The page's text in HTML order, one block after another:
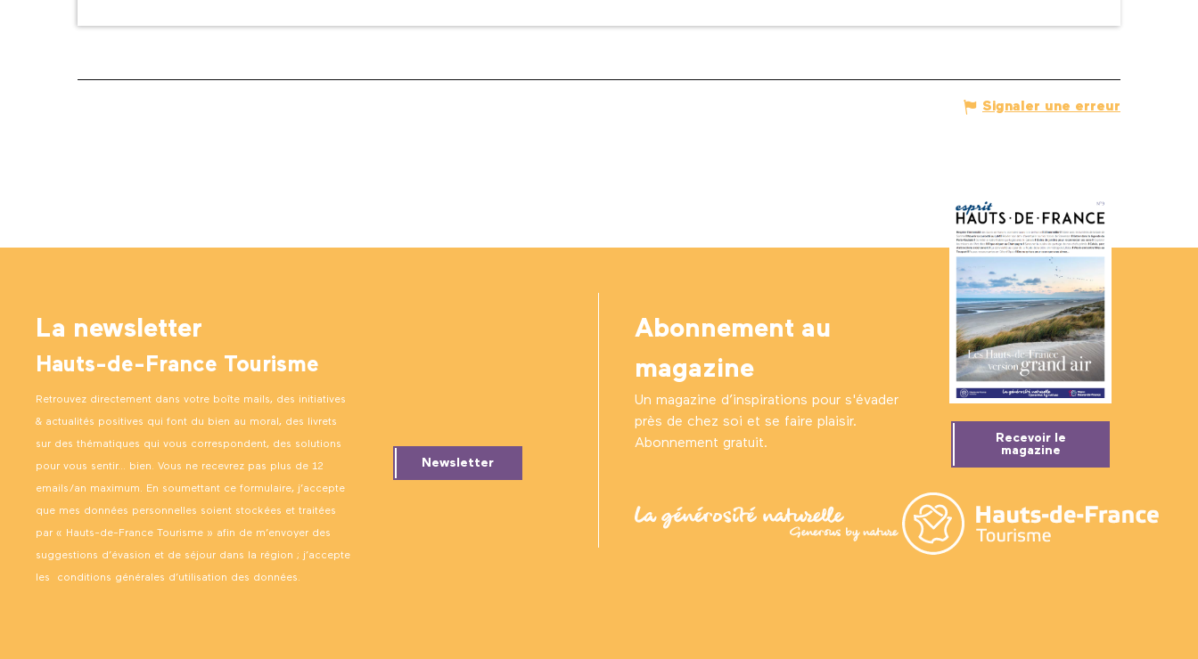
Signaler une erreur
La newsletter
Hauts-de-France Tourisme
Retrouvez directement dans votre boîte mails, des initiatives
& actualités positives qui font du bien au moral, des livrets
sur des thématiques qui vous correspondent, des solutions
pour vous sentir… bien. Vous ne recevrez pas plus de 12
emails/an maximum. En soumettant ce formulaire, j’accepte
que mes données personnelles soient stockées et traitées
par « Hauts-de-France Tourisme » afin de m’envoyer des
suggestions d’évasion et de séjour dans la région ; j’accepte
les conditions générales d’utilisation des données.
Newsletter
Abonnement au
magazine
Un magazine d’inspirations pour s'évader
près de chez soi et se faire plaisir.
Abonnement gratuit.
Recevoir le
magazine